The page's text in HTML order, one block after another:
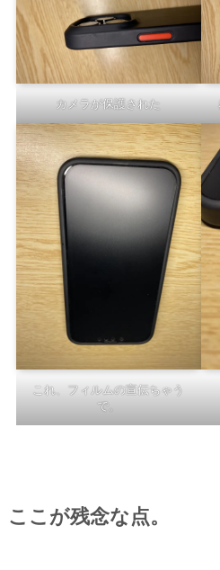
カメラが保護された
これ、フィルムの宣伝ちゃう
で。
ここが残念な点。